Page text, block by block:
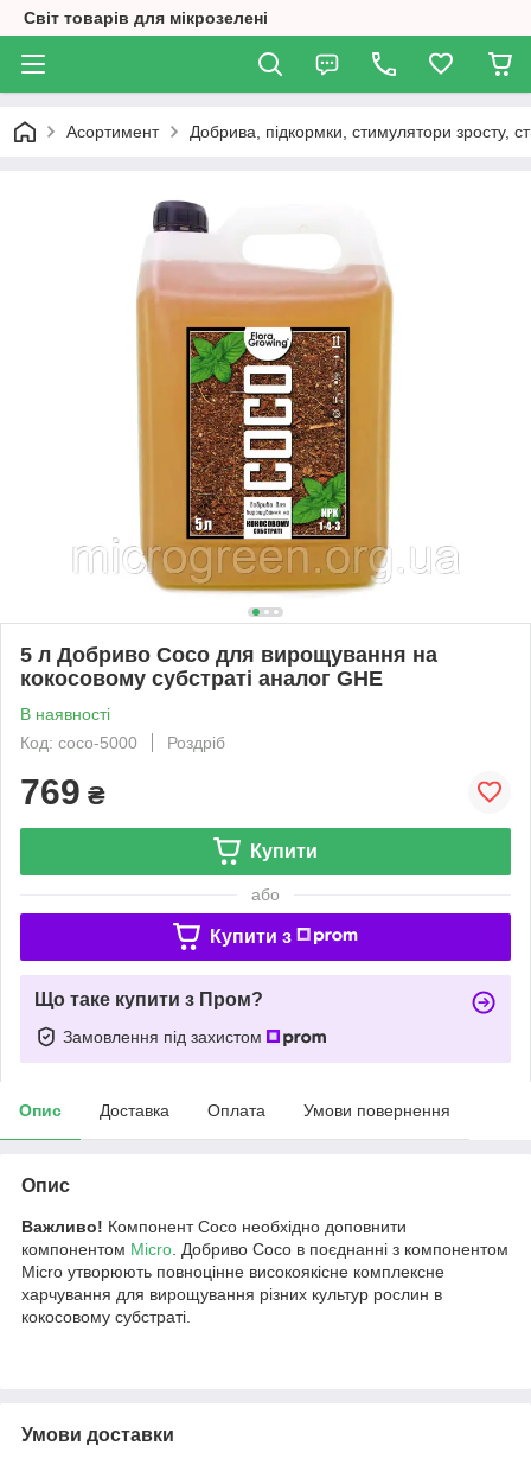
Світ товарів для мікрозелені
Асортимент Добрива, підкормки, стимулятори зросту,
5 л Добриво Coco для вирощування на
кокосовому субстраті аналог GHE
В наявності
Код: coco-5000
Роздріб
769 ₴
Купити
або
Купити з
Що таке купити з Пром?
Замовлення під захистом
Опис Доставка Оплата Умови повернення
Опис
Важливо! Компонент Coco необхідно доповнити
компонентом Micro . Добриво Coco в поєднанні з компонентом
Micro утворюють повноцінне високоякісне комплексне
харчування для вирощування різних культур рослин в
кокосовому субстраті.
Умови доставки